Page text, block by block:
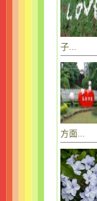
子...
方面...